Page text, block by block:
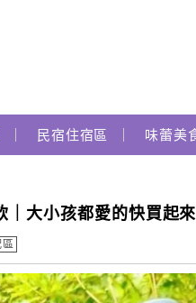
趣民宿住宿區 味蕾美
｜大小孩都愛的快買起
區